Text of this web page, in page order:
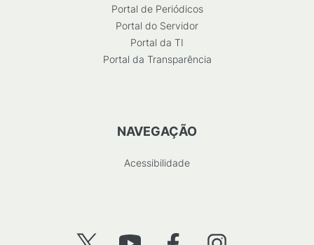
Portal de Periódicos
Portal do Servidor
Portal da TI
Portal da Transparência
NAVEGAÇÃO
Acessibilidade